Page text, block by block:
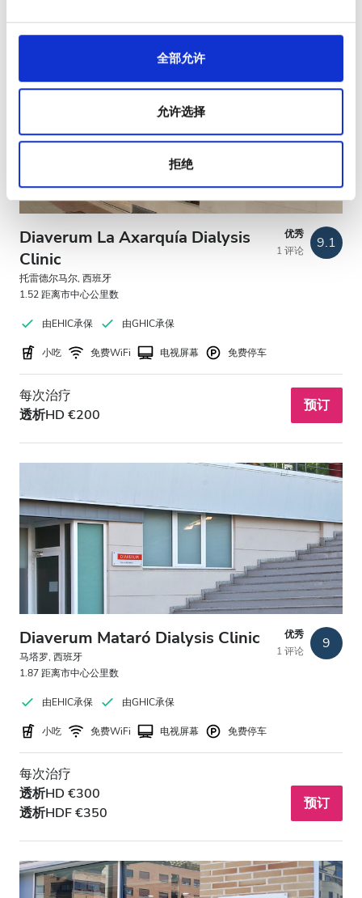
全部允许
允许选择
拒绝
Diaverum La Axarquía Dialysis
Clinic
托雷德尔马尔, 西班牙
1.52 距离市中心公里数
优秀
1 评论
9.1
由EHIC承保 由GHIC承保
小吃 免费WiFi 电视屏幕 免费停车
每次治疗
透析HD €200
预订
Diaverum Mataró Dialysis Clinic
马塔罗, 西班牙
1.87 距离市中心公里数
优秀
1 评论
9
由EHIC承保 由GHIC承保
小吃 免费WiFi 电视屏幕 免费停车
每次治疗
透析HD €300
透析HDF €350
预订